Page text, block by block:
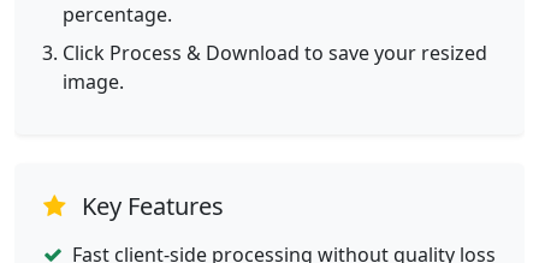
percentage.
Click Process & Download to save your resized
image.
Key Features
Fast client-side processing without quality loss